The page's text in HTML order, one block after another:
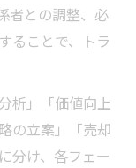
者との調整、必
ることで、トラ
析」「価値向上
の立案」「売却
分け、各フェー